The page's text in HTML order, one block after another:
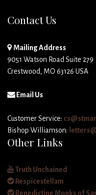
Contact Us
Mailing Address
9051 Watson Road Suite 279
Crestwood, MO 63126 USA
Email Us
Customer Service:
Bishop Williamson:
Other Links
Truth Unchained
Respicestellam
Benedictine Monks of